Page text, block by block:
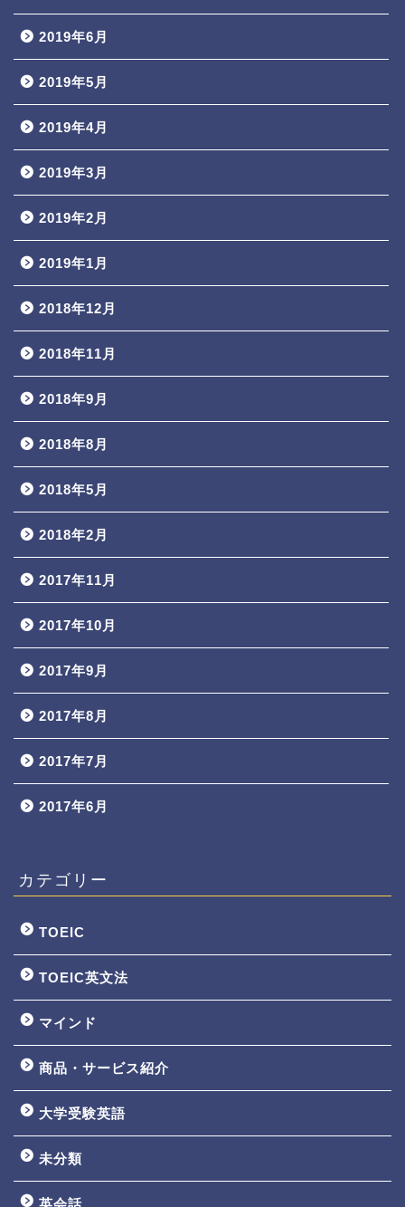
2019年6月
2019年5月
2019年4月
2019年3月
2019年2月
2019年1月
2018年12月
2018年11月
2018年9月
2018年8月
2018年5月
2018年2月
2017年11月
2017年10月
2017年9月
2017年8月
2017年7月
2017年6月
カテゴリー
TOEIC
TOEIC英文法
マインド
商品・サービス紹介
大学受験英語
未分類
英会話
TOEIC3ヵ月で800点講座